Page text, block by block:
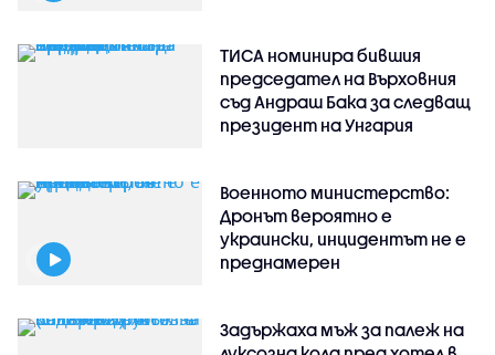
ТИСА номинира бившия
председател на Върховния
съд Андраш Бака за следващ
президент на Унгария
Военното министерство:
Дронът вероятно е
украински, инцидентът не е
преднамерен
Задържаха мъж за палеж на